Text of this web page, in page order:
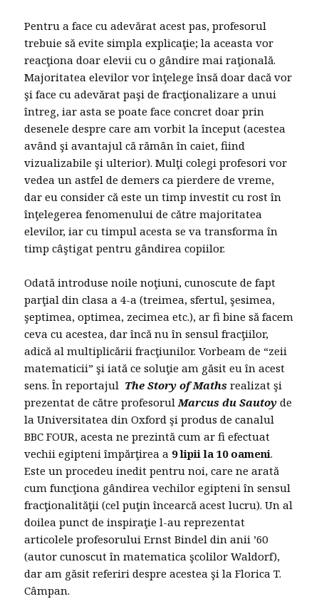
Pentru a face cu adevărat acest pas, profesorul
trebuie să evite simpla explicaţie; la aceasta vor
reacţiona doar elevii cu o gândire mai raţională.
Majoritatea elevilor vor înţelege însă doar dacă vor
şi face cu adevărat paşi de fracţionalizare a unui
întreg, iar asta se poate face concret doar prin
desenele despre care am vorbit la început (acestea
având şi avantajul că rămân în caiet, fiind
vizualizabile şi ulterior). Mulţi colegi profesori vor
vedea un astfel de demers ca pierdere de vreme,
dar eu consider că este un timp investit cu rost în
înţelegerea fenomenului de către majoritatea
elevilor, iar cu timpul acesta se va transforma în
timp câştigat pentru gândirea copiilor.
Odată introduse noile noţiuni, cunoscute de fapt
parţial din clasa a 4-a (treimea, sfertul, şesimea,
şeptimea, optimea, zecimea etc.), ar fi bine să facem
ceva cu acestea, dar încă nu în sensul fracţiilor,
adică al multiplicării fracţiunilor. Vorbeam de “zeii
matematicii” şi iată ce soluţie am găsit eu în acest
sens. În reportajul The Story of Maths realizat şi
prezentat de către profesorulMarcus du Sautoy de
la Universitatea din Oxford şi produs de canalul
BBC FOUR, acesta ne prezintă cum ar fi efectuat
vechii egipteni împărţirea a 9 lipii la 10 oameni.
Este un procedeu inedit pentru noi, care ne arată
cum funcţiona gândirea vechilor egipteni în sensul
fracţionalităţii (cel puţin încearcă acest lucru). Un al
doilea punct de inspiraţie l-au reprezentat
articolele profesorului Ernst Bindel din anii ’60
(autor cunoscut în matematica şcolilor Waldorf),
dar am găsit referiri despre acestea şi la Florica T.
Câmpan.